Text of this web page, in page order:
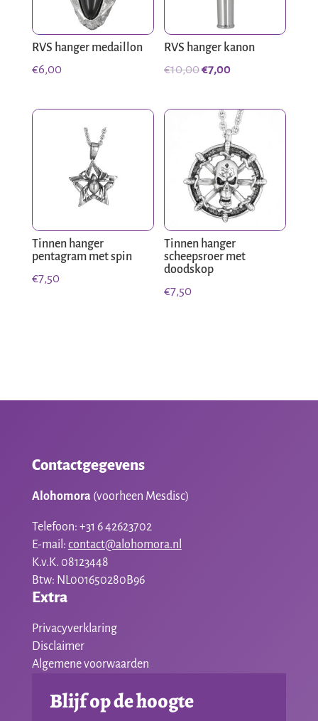
RVS hanger medaillon
€6,00
RVS hanger kanon
€10,00Oorspronkelijke
was:
€10,00.
€7,00Huidige
is:
€7,00.
Tinnen hanger
pentagram met spin
€7,50
Tinnen hanger
scheepsroer met
doodskop
€7,50
Contactgegevens
Alohomora (voorheen Mesdisc)
Telefoon: +31 6 42623702
E-mail: contact@alohomora.nl
K.v.K. 08123448
Btw: NL001650280B96
Extra
Privacyverklaring
Disclaimer
Algemene voorwaarden
Blijf op de hoogte